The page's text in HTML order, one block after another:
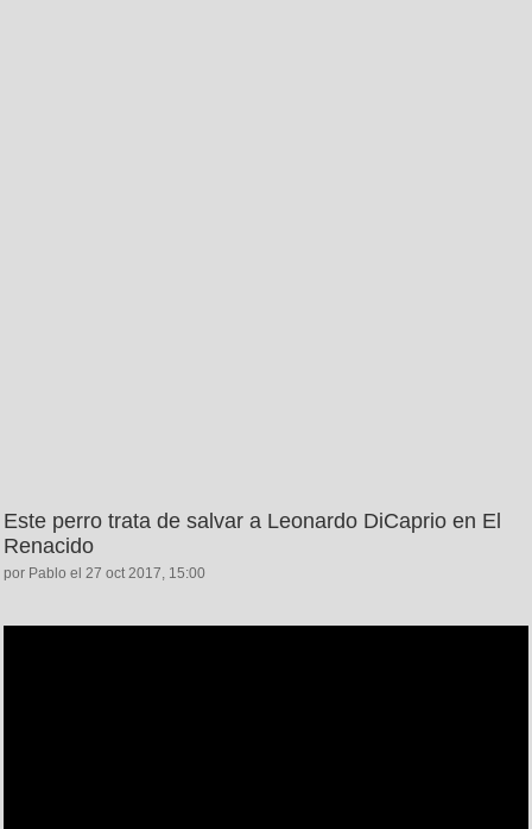
Este perro trata de salvar a Leonardo DiCaprio en El
Renacido
por Pablo el 27 oct 2017, 15:00